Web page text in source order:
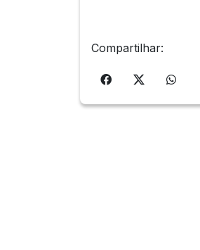
Compartilhar: